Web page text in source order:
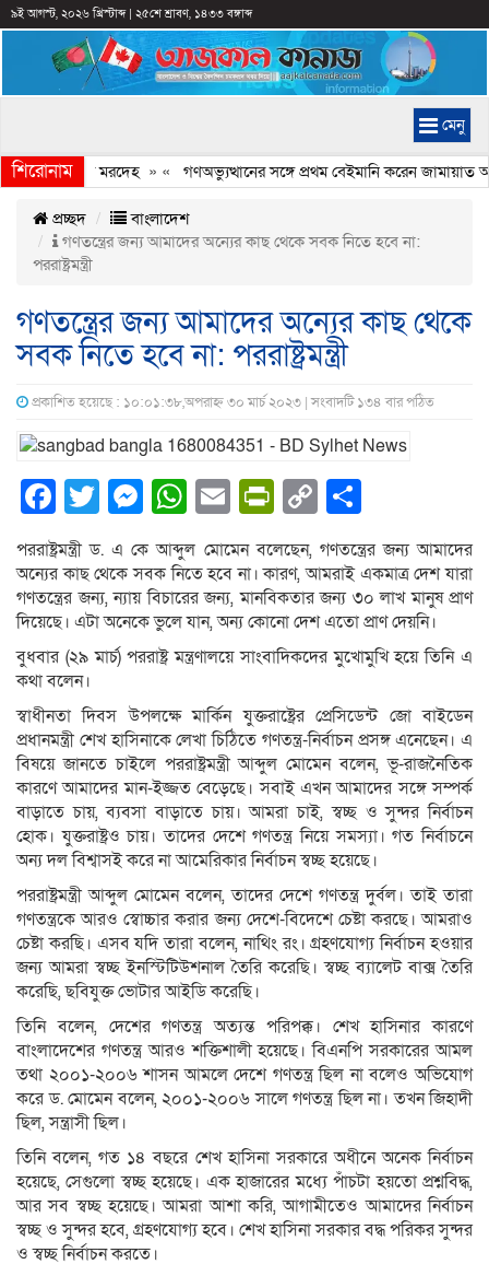
৯ই আগস্ট, ২০২৬ খ্রিস্টাব্দ| ২৫শে শ্রাবণ, ১৪৩৩ বঙ্গাব্দ
মেনু
শিরোনাম
কিশোরের মরদেহ» « গণঅভ্যুত্থানের সঙ্গে প্রথম বেইমানি করেন জামায়াত
প্রচ্ছদ
বাংলাদেশ
গণতন্ত্রের জন্য আমাদের অন্যের কাছ থেকে সবক নিতে হবে না:
পররাষ্ট্রমন্ত্রী
গণতন্ত্রের জন্য আমাদের অন্যের কাছ থেকে
সবক নিতে হবে না: পররাষ্ট্রমন্ত্রী
প্রকাশিত হয়েছে : ১০:০১:৩৮,অপরাহ্ন ৩০ মার্চ ২০২৩ | সংবাদটি ১৩৪ বার পঠিত
Facebook
Twitter
Messenger
WhatsApp
EmailPrintFriendly
Copy
Link
পররাষ্ট্রমন্ত্রী ড. এ কে আব্দুল মোমেন বলেছেন, গণতন্ত্রের জন্য আমাদের
অন্যের কাছ থেকে সবক নিতে হবে না। কারণ, আমরাই একমাত্র দেশ যারা
গণতন্ত্রের জন্য, ন্যায় বিচারের জন্য, মানবিকতার জন্য ৩০ লাখ মানুষ প্রাণ
দিয়েছে। এটা অনেকে ভুলে যান, অন্য কোনো দেশ এতো প্রাণ দেয়নি।
বুধবার (২৯ মার্চ) পররাষ্ট্র মন্ত্রণালয়ে সাংবাদিকদের মুখোমুখি হয়ে তিনি এ
কথা বলেন।
স্বাধীনতা দিবস উপলক্ষে মার্কিন যুক্তরাষ্ট্রের প্রেসিডেন্ট জো বাইডেন
প্রধানমন্ত্রী শেখ হাসিনাকে লেখা চিঠিতে গণতন্ত্র-নির্বাচন প্রসঙ্গ এনেছেন। এ
বিষয়ে জানতে চাইলে পররাষ্ট্রমন্ত্রী আব্দুল মোমেন বলেন, ভূ-রাজনৈতিক
কারণে আমাদের মান-ইজ্জত বেড়েছে। সবাই এখন আমাদের সঙ্গে সম্পর্ক
বাড়াতে চায়, ব্যবসা বাড়াতে চায়। আমরা চাই, স্বচ্ছ ও সুন্দর নির্বাচন
হোক। যুক্তরাষ্ট্রও চায়। তাদের দেশে গণতন্ত্র নিয়ে সমস্যা। গত নির্বাচনে
অন্য দল বিশ্বাসই করে না আমেরিকার নির্বাচন স্বচ্ছ হয়েছে।
পররাষ্ট্রমন্ত্রী আব্দুল মোমেন বলেন, তাদের দেশে গণতন্ত্র দুর্বল। তাই তারা
গণতন্ত্রকে আরও স্বোচ্চার করার জন্য দেশে-বিদেশে চেষ্টা করছে। আমরাও
চেষ্টা করছি। এসব যদি তারা বলেন, নাথিং রং। গ্রহণযোগ্য নির্বাচন হওয়ার
জন্য আমরা স্বচ্ছ ইনস্টিটিউশনাল তৈরি করেছি। স্বচ্ছ ব্যালেট বাক্স তৈরি
করেছি, ছবিযুক্ত ভোটার আইডি করেছি।
তিনি বলেন, দেশের গণতন্ত্র অত্যন্ত পরিপক্ক। শেখ হাসিনার কারণে
বাংলাদেশের গণতন্ত্র আরও শক্তিশালী হয়েছে। বিএনপি সরকারের আমল
তথা ২০০১-২০০৬ শাসন আমলে দেশে গণতন্ত্র ছিল না বলেও অভিযোগ
করে ড. মোমেন বলেন, ২০০১-২০০৬ সালে গণতন্ত্র ছিল না। তখন জিহাদী
ছিল, সন্ত্রাসী ছিল।
তিনি বলেন, গত ১৪ বছরে শেখ হাসিনা সরকারে অধীনে অনেক নির্বাচন
হয়েছে, সেগুলো স্বচ্ছ হয়েছে। এক হাজারের মধ্যে পাঁচটা হয়তো প্রশ্নবিদ্ধ,
আর সব স্বচ্ছ হয়েছে। আমরা আশা করি, আগামীতেও আমাদের নির্বাচন
স্বচ্ছ ও সুন্দর হবে, গ্রহণযোগ্য হবে। শেখ হাসিনা সরকার বদ্ধ পরিকর সুন্দর
ও স্বচ্ছ নির্বাচন করতে।